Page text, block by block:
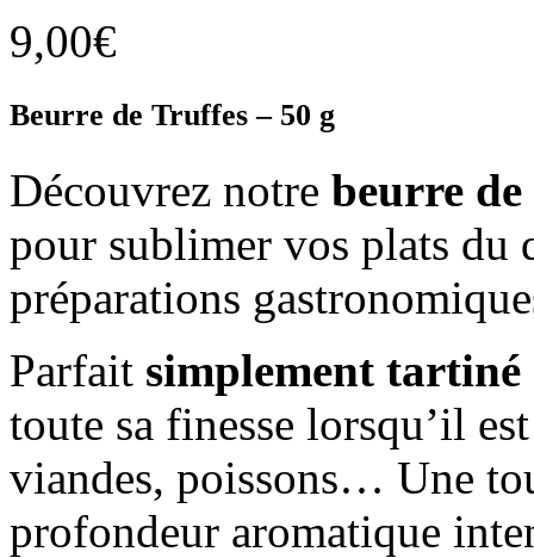
9,00€
Beurre de Truffes – 50 g
Découvrez notre beurre
pour sublimer vos plats du
préparations
Parfait simplement tartiné
toute sa finesse lorsqu’il
viandes, poissons… Une
profondeur aromatique